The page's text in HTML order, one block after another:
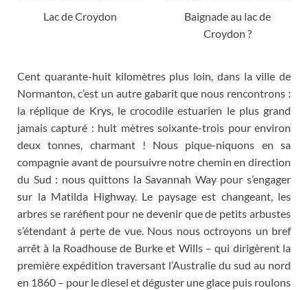
Lac de Croydon
Baignade au lac de
Croydon ?
Cent quarante-huit kilomètres plus loin, dans la ville de
Normanton, c’est un autre gabarit que nous rencontrons :
la réplique de Krys, le crocodile estuarien le plus grand
jamais capturé : huit mètres soixante-trois pour environ
deux tonnes, charmant! Nous pique-niquons en sa
compagnie avant de poursuivre notre chemin en direction
du Sud : nous quittons la Savannah Way pour s’engager
sur la Matilda Highway. Le paysage est changeant, les
arbres se raréfient pour ne devenir que de petits arbustes
s’étendant à perte de vue. Nous nous octroyons un bref
arrêt à la Roadhouse de Burke et Wills – qui dirigèrent la
première expédition traversant l’Australie du sud au nord
en 1860 – pour le diesel et déguster une glace puis roulons